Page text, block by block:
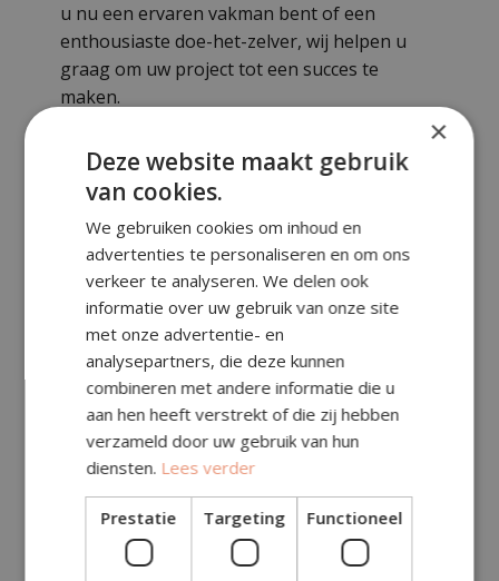
u nu een ervaren vakman bent of een
enthousiaste doe-het-zelver, wij helpen u
graag om uw project tot een succes te
maken.
Waarom Kiezen voor Ons?
Kwaliteit en Duurzaamheid
Wij selecteren onze materialen zorgvuldig
op kwaliteit en duurzaamheid, zodat u
jarenlang kunt genieten van een sterke en
mooie afwerking van uw buitenruimte.
Deskundig Advies
×
Deze website maakt gebruik
van cookies.
We gebruiken cookies om inhoud en
advertenties te personaliseren en om ons
verkeer te analyseren. We delen ook
informatie over uw gebruik van onze site
met onze advertentie- en
analysepartners, die deze kunnen
combineren met andere informatie die u
aan hen heeft verstrekt of die zij hebben
verzameld door uw gebruik van hun
diensten. Lees verder
Prestatie Targeting Functioneel